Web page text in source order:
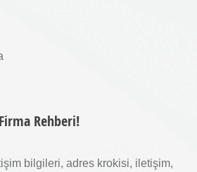
Rehberi!
bilgileri, adres krokisi, iletişim,